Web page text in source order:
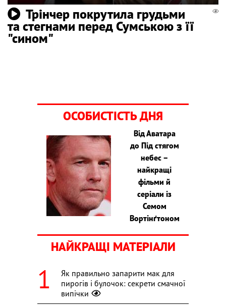
Трінчер покрутила грудьми
та стегнами перед Сумською з її
"сином"
ОСОБИСТІСТЬ ДНЯ
Від Аватара
до Під стягом
небес –
найкращі
фільми й
серіали із
Семом
Вортінґтоном
НАЙКРАЩІ МАТЕРІАЛИ
Як правильно запарити мак для
пирогів і булочок: секрети смачної
випічки